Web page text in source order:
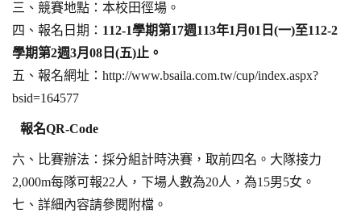
三、競賽地點：本校田徑場。
四、報名日期： 112-1學期第17週113年1月01日(一)至112-2
學期第2週3月08日(五)止。
五、報名網址：http://www.bsaila.com.tw/cup/index.aspx?
bsid=164577
報名QR-Code
六、比賽辦法：採分組計時決賽，取前四名。大隊接力
2,000m每隊可報22人，下場人數為20人，為15男5女。
七、詳細內容請參閱附檔。